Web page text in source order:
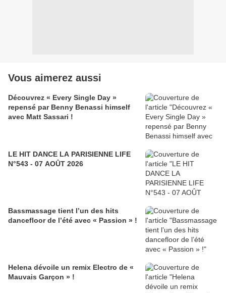
Vous aimerez aussi
Découvrez « Every Single Day »
repensé par Benny Benassi himself
avec Matt Sassari !
LE HIT DANCE LA PARISIENNE LIFE
N°543 - 07 AOÛT 2026
Bassmassage tient l’un des hits
dancefloor de l’été avec « Passion » !
Helena dévoile un remix Electro de «
Mauvais Garçon » !